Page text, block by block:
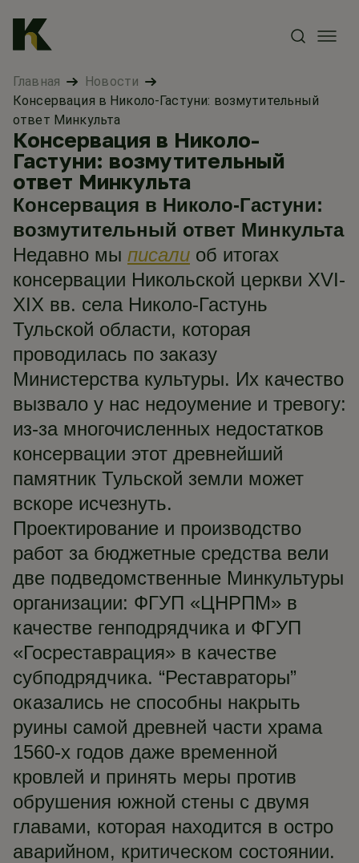
Главная
Новости
Консервация в Николо-Гастуни: возмутительный
ответ Минкульта
Консервация в Николо-
Гастуни: возмутительный
ответ Минкульта
Консервация в Николо-Гастуни:
возмутительный ответ Минкульта
Недавно мы писали об итогах
консервации Никольской церкви XVI-
XIX вв. села Николо-Гастунь
Тульской области, которая
проводилась по заказу
Министерства культуры. Их качество
вызвало у нас недоумение и тревогу:
из-за многочисленных недостатков
консервации этот древнейший
памятник Тульской земли может
вскоре исчезнуть.
Проектирование и производство
работ за бюджетные средства вели
две подведомственные Минкультуры
организации: ФГУП «ЦНРПМ» в
качестве генподрядчика и ФГУП
«Госреставрация» в качестве
субподрядчика. “Реставраторы”
оказались не способны накрыть
руины самой древней части храма
1560-х годов даже временной
кровлей и принять меры против
обрушения южной стены с двумя
главами, которая находится в остро
аварийном, критическом состоянии.